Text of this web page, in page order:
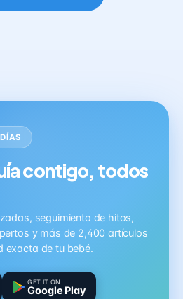
contigo, todos
seguimiento de hitos,
y más de 2,400 artículos
de tu bebé.
GET IT ON
Google Play